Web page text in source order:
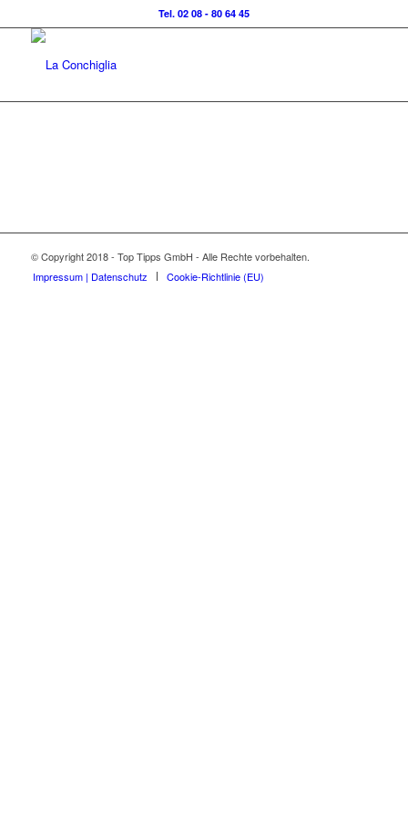
Tel. 02 08 - 80 64 45
© Copyright 2018 - Top Tipps GmbH - Alle Rechte vorbehalten.
Impressum | Datenschutz
Cookie-Richtlinie (EU)